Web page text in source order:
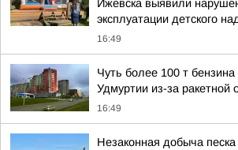
Ижевска выявили
эксплуатации детского
16:49
Чуть более 100 т
Удмуртии из-за ракетной
16:49
Незаконная добыча